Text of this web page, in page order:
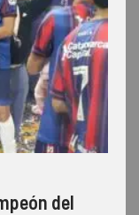
del